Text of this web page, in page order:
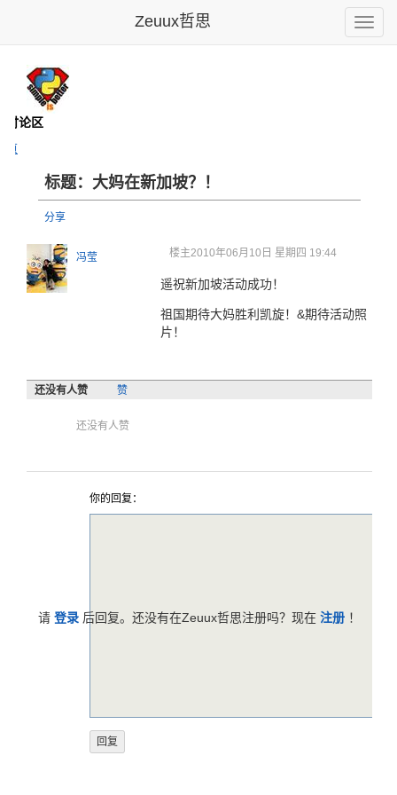
Toggle
Zeuux哲思
论区
页
标题：大妈在新加坡？！
分享
冯莹 楼主2010年06月10日 星期四 19:44
遥祝新加坡活动成功！
祖国期待大妈胜利凯旋！&期待活动照
片！
还没有人赞 赞
还没有人赞
你的回复：
请 登录 后回复。还没有在Zeuux哲思注册吗？现在 注册 ！